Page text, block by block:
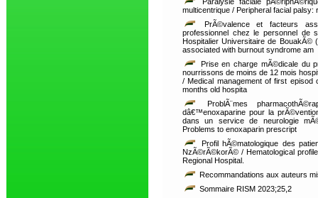
multicentrique / Peripheral facial palsy:
PrÃ©valence et facteurs
professionnel chez le personnel de
Hospitalier Universitaire de
associated with burnout syndrome am
Prise en charge mÃ©dicale du
nourrissons de moins de 12 mois
/ Medical management of first episod
months old hospita
ProblÃ¨mes
dâ€™enoxaparine pour la
dans un service de neurologie
Problems to enoxaparin prescript
Profil hÃ©matologique des
NzÃ©rÃ©korÃ© / Hematological
Regional Hospital.
Recommandations aux auteurs
Sommaire RISM 2023;25,2